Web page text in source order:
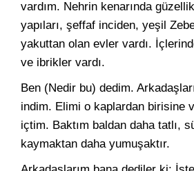
vardım. Nehrin kenarında
yapıları, şeffaf inciden, yeşil
yakuttan olan evler vardı.
ve ibrikler vardı.
Ben (Nedir bu) dedim.
indim. Elimi o kaplardan birisine
içtim. Baktım baldan daha tatlı,
kaymaktan daha yumuşaktır.